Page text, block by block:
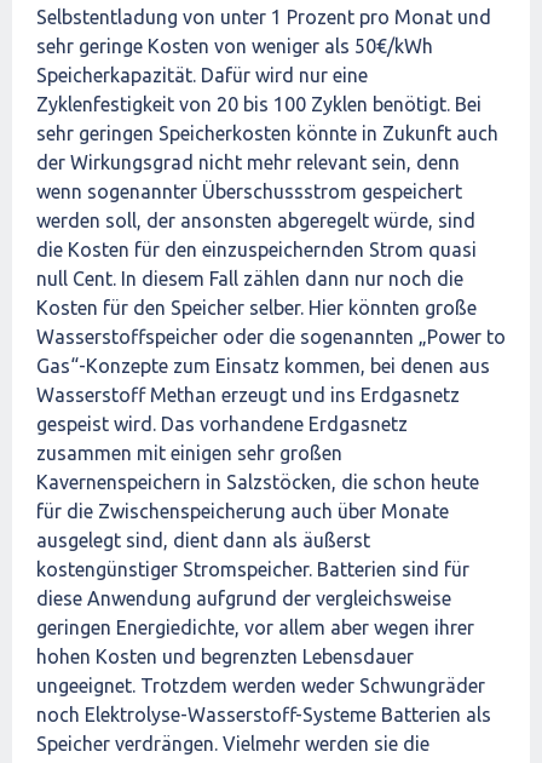
Selbstentladung von unter 1 Prozent pro Monat und
sehr geringe Kosten von weniger als 50€/kWh
Speicherkapazität. Dafür wird nur eine
Zyklenfestigkeit von 20 bis 100 Zyklen benötigt. Bei
sehr geringen Speicherkosten könnte in Zukunft auch
der Wirkungsgrad nicht mehr relevant sein, denn
wenn sogenannter Überschussstrom gespeichert
werden soll, der ansonsten abgeregelt würde, sind
die Kosten für den einzuspeichernden Strom quasi
null Cent. In diesem Fall zählen dann nur noch die
Kosten für den Speicher selber. Hier könnten große
Wasserstoffspeicher oder die sogenannten „Power to
Gas“-Konzepte zum Einsatz kommen, bei denen aus
Wasserstoff Methan erzeugt und ins Erdgasnetz
gespeist wird. Das vorhandene Erdgasnetz
zusammen mit einigen sehr großen
Kavernenspeichern in Salzstöcken, die schon heute
für die Zwischenspeicherung auch über Monate
ausgelegt sind, dient dann als äußerst
kostengünstiger Stromspeicher. Batterien sind für
diese Anwendung aufgrund der vergleichsweise
geringen Energiedichte, vor allem aber wegen ihrer
hohen Kosten und begrenzten Lebensdauer
ungeeignet. Trotzdem werden weder Schwungräder
noch Elektrolyse-Wasserstoff-Systeme Batterien als
Speicher verdrängen. Vielmehr werden sie die